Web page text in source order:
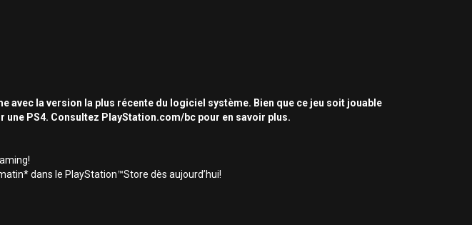
avec la version la plus récente du logiciel système. Bien que ce jeu soit jouable
PS4. Consultez PlayStation.com/bc pour en savoir plus.
dans le PlayStation™Store dès aujourd’hui!